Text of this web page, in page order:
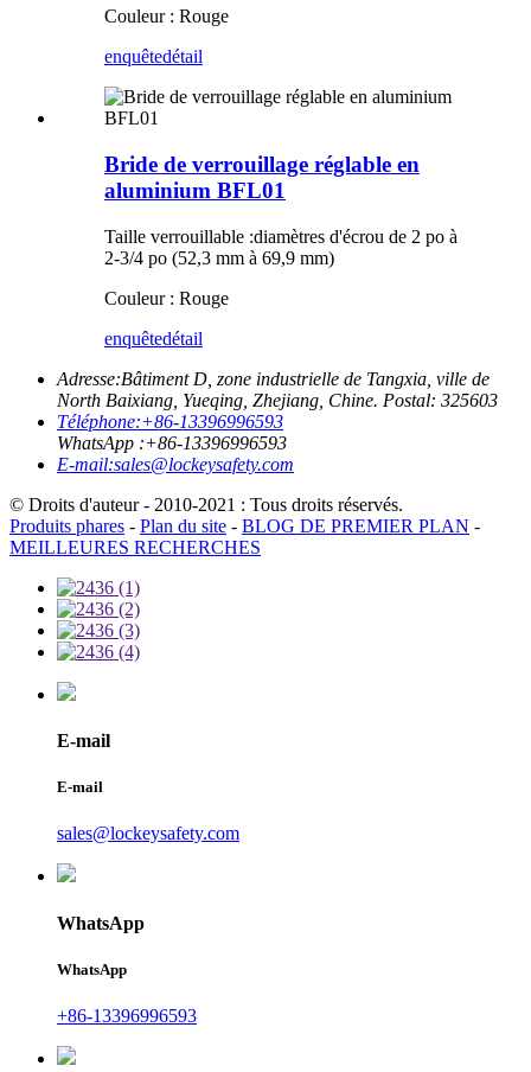
Couleur : Rouge
enquêtedétail
Bride de verrouillage réglable en
aluminium BFL01
Taille verrouillable :diamètres d'écrou de 2 po à
2-3/4 po (52,3 mm à 69,9 mm)
Couleur : Rouge
enquêtedétail
Adresse:Bâtiment D, zone industrielle de Tangxia, ville de
North Baixiang, Yueqing, Zhejiang, Chine. Postal: 325603
Téléphone:+86-13396996593
WhatsApp :+86-13396996593
E-mail:sales@lockeysafety.com
© Droits d'auteur - 2010-2021 : Tous droits réservés.
Produits phares - Plan du site - BLOG DE PREMIER PLAN -
MEILLEURES RECHERCHES
E-mail
E-mail
sales@lockeysafety.com
WhatsApp
WhatsApp
+86-13396996593